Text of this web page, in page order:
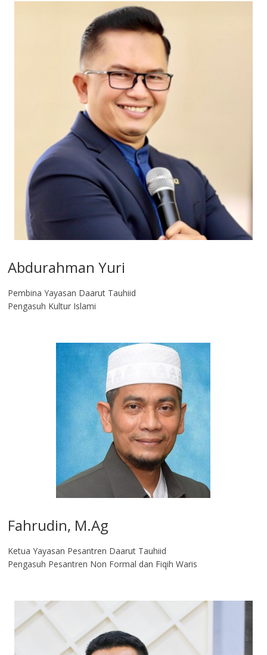
Abdurahman Yuri
Pembina Yayasan Daarut Tauhiid
Pengasuh Kultur Islami
Fahrudin, M.Ag​
Ketua Yayasan Pesantren Daarut Tauhiid
Pengasuh Pesantren Non Formal dan Fiqih Waris